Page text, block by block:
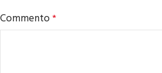
Commento*